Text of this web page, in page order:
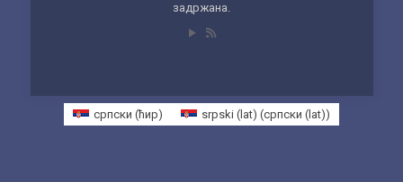
задржана.
српски (ћир) srpski (lat) (српски (lat))